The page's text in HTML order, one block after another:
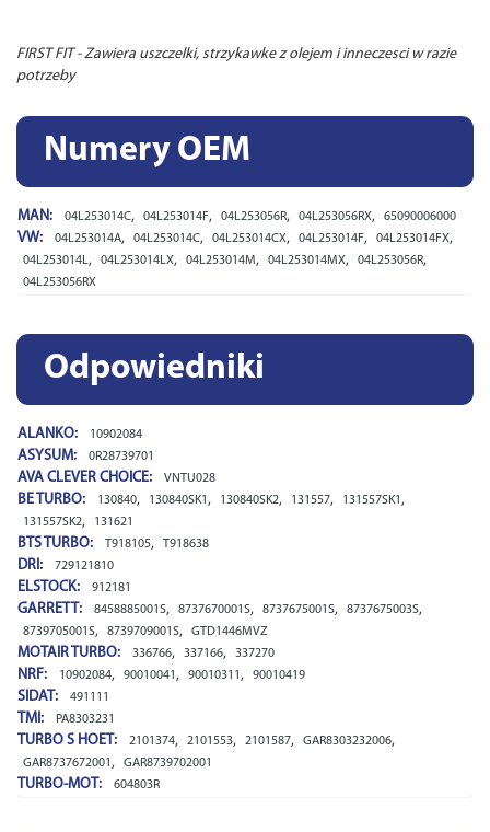
FIRST FIT - Zawiera uszczelki, strzykawke z olejem i inneczesci w razie
potrzeby
Numery OEM
MAN: 04L253014C, 04L253014F, 04L253056R, 04L253056RX, 65090006000
VW: 04L253014A, 04L253014C, 04L253014CX, 04L253014F, 04L253014FX,
04L253014L, 04L253014LX, 04L253014M, 04L253014MX, 04L253056R,
04L253056RX
Odpowiedniki
ALANKO: 10902084
ASYSUM: 0R28739701
AVA CLEVER CHOICE: VNTU028
BE TURBO: 130840, 130840SK1 , 130840SK2, 131557, 131557SK1 ,
131557SK2, 131621
BTS TURBO: T918105, T918638
DRI: 729121810
ELSTOCK: 912181
GARRETT: 8458885001S, 8737670001S, 8737675001S, 8737675003S,
8739705001S, 8739709001S, GTD1446MVZ
MOTAIR TURBO: 336766, 337166, 337270
NRF: 10902084, 90010041 , 90010311 , 90010419
SIDAT: 491111
TMI: PA8303231
TURBO S HOET: 2101374, 2101553, 2101587, GAR8303232006,
GAR8737672001 , GAR8739702001
TURBO-MOT: 604803R